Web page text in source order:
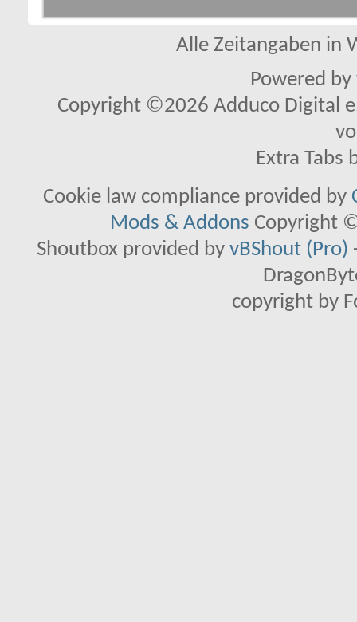
Alle Zeitangaben in
Powered by
Copyright ©2026 Adduco Digital
Extra Tabs
Cookie law compliance provided by
Mods & Addons Copyright
Shoutbox provided by vBShout (Pro)
copyright by